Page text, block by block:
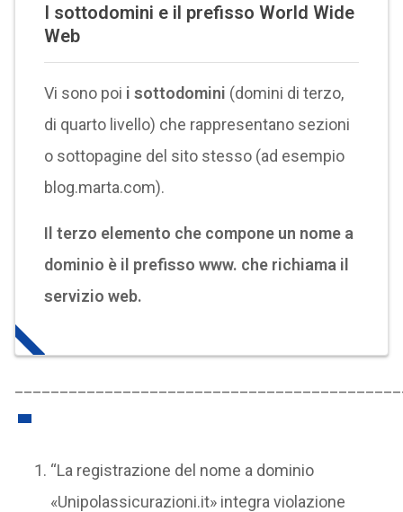
I sottodomini e il prefisso World Wide
Web
Vi sono poi i sottodomini (domini di terzo,
di quarto livello) che rappresentano sezioni
o sottopagine del sito stesso (ad esempio
blog.marta.com).
Il terzo elemento che compone un nome a
dominio è il prefisso www. che richiama il
servizio web.
“La registrazione del nome a dominio
«Unipolassicurazioni.it» integra violazione